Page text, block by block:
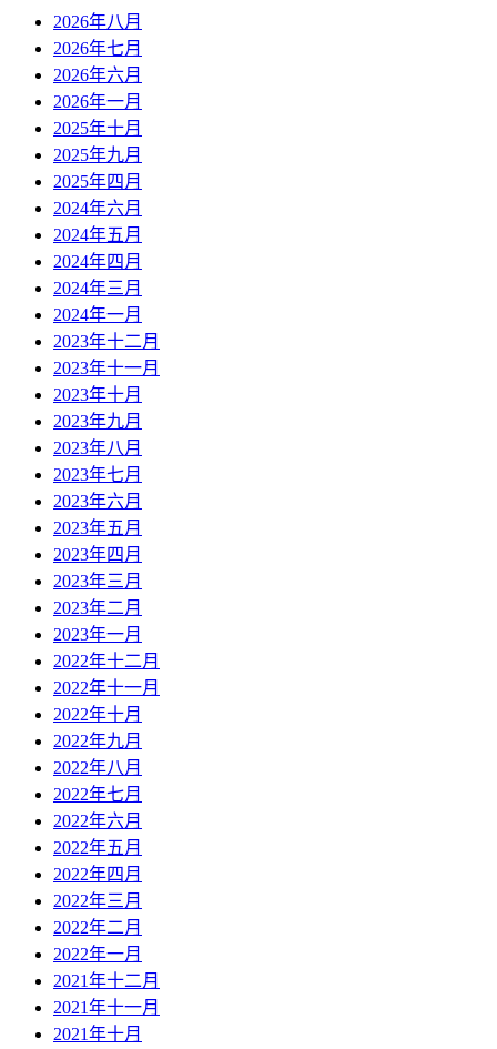
2026年八月
2026年七月
2026年六月
2026年一月
2025年十月
2025年九月
2025年四月
2024年六月
2024年五月
2024年四月
2024年三月
2024年一月
2023年十二月
2023年十一月
2023年十月
2023年九月
2023年八月
2023年七月
2023年六月
2023年五月
2023年四月
2023年三月
2023年二月
2023年一月
2022年十二月
2022年十一月
2022年十月
2022年九月
2022年八月
2022年七月
2022年六月
2022年五月
2022年四月
2022年三月
2022年二月
2022年一月
2021年十二月
2021年十一月
2021年十月